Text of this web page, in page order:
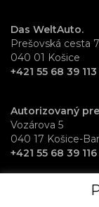
Das WeltAuto.
Prešovská cesta
040 01 Košice
+421 55 68 39 113
Autorizovaný
Vozárova 5
040 17 Košice-
+421 55 68 39 116
RentAuto